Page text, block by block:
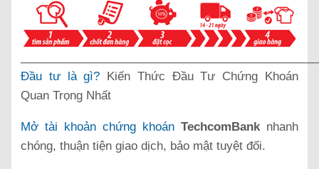
Đầu tư là gì? Kiến Thức Đầu Tư Chứng Khoán
Quan Trọng Nhất
Mở tài khoản chứng khoán TechcomBank nhanh
chóng, thuận tiện giao dịch, bảo mật tuyệt đối.